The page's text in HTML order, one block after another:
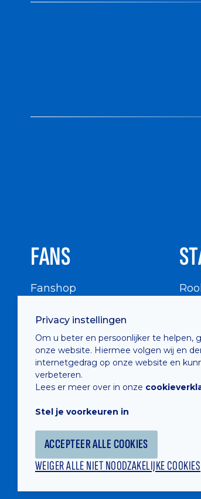
Privacy instellingen
Om u beter en persoonlijker te helpen,
onze website. Hiermee volgen wij en
internetgedrag op onze website en
verbeteren.
Lees er meer over in onze
Stel je voorkeuren in
ACCEPTEER ALLE COOKIES
WEIGER ALLE NIET NOODZAKELIJKE COOKIES
FANS
Fanshop
Supportersraad
Buffalo Kids Club
Supportersfederatie
Supportersclubs
Fotoalbums